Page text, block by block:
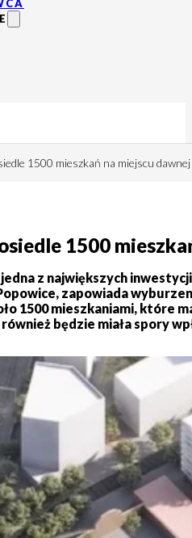
1500 mieszkań na miejscu
1500
z największych
zapowiada
1500 mieszkaniami, które
będzie miała spory